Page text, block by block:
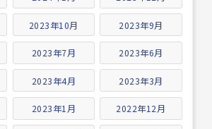
2023年10月 2023年9月
2023年7月 2023年6月
2023年4月 2023年3月
2023年1月 2022年12月